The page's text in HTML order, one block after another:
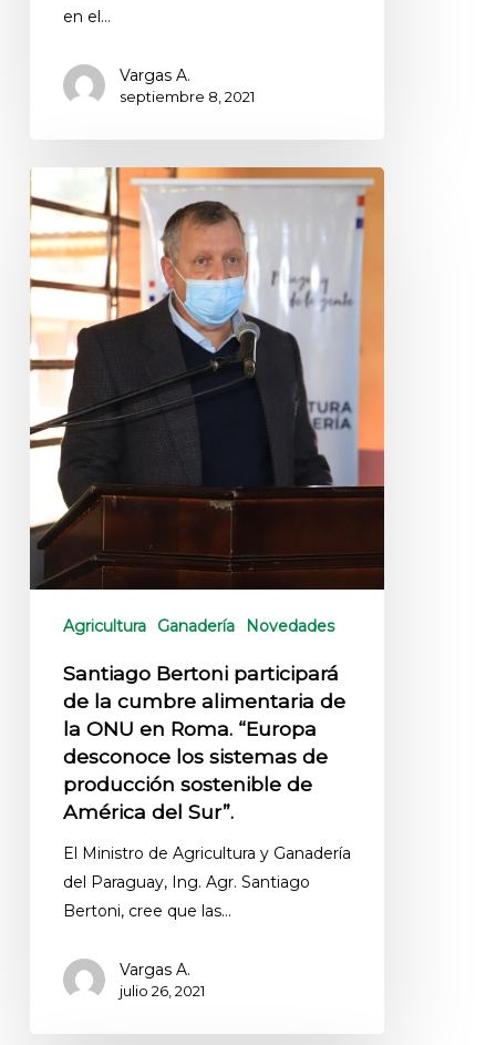
en el…
Vargas A.
septiembre 8, 2021
Agricultura Ganadería Novedades
Santiago Bertoni participará
de la cumbre alimentaria de
la ONU en Roma. “Europa
desconoce los sistemas de
producción sostenible de
América del Sur”.
El Ministro de Agricultura y Ganadería
del Paraguay, Ing. Agr. Santiago
Bertoni, cree que las…
Vargas A.
julio 26, 2021